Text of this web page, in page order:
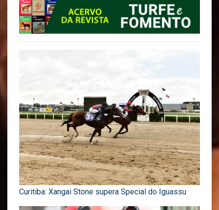
Curitiba: Xangai Stone supera Special do Iguassu